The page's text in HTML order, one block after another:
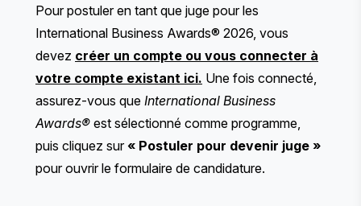
Pour postuler en tant que juge pour les
International Business Awards® 2026, vous
devez créer un compte ou vous connecter à
votre compte existant ici. Une fois connecté,
assurez-vous que International Business
Awards® est sélectionné comme programme,
puis cliquez sur« Postuler pour devenir juge »
pour ouvrir le formulaire de candidature.